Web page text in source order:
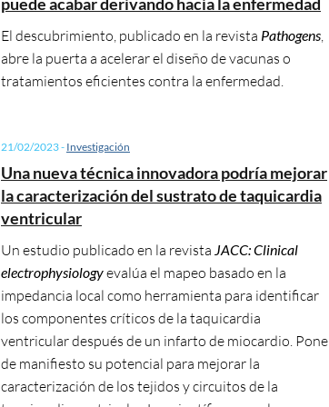
El descubrimiento, publicado en la revista Pathogens
abre la puerta a acelerar el diseño de vacunas o
tratamientos eficientes contra la enfermedad.
21/02/2023- Investigación
Una nueva técnica innovadora podría mejorar
la caracterización del sustrato de taquicardia
ventricular
Un estudio publicado en la revista JACC: Clinical
electrophysiologyevalúa el mapeo basado en la
impedancia local como herramienta para identificar
los componentes críticos de la taquicardia
ventricular después de un infarto de miocardio. Pone
de manifiesto su potencial para mejorar la
caracterización de los tejidos y circuitos de la